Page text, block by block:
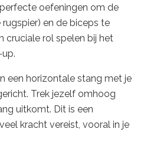
oefeningen om de
en de biceps te
cruciale rol spelen bij het
een horizontale stang met je
Trek jezelf omhoog
uitkomt. Dit is een
kracht vereist, vooral in je